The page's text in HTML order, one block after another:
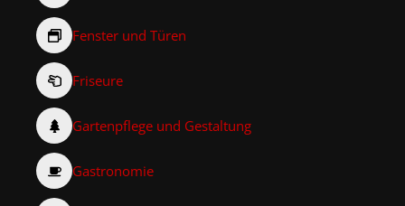
Fenster und Türen
Friseure
Gartenpflege und Gestaltung
Gastronomie